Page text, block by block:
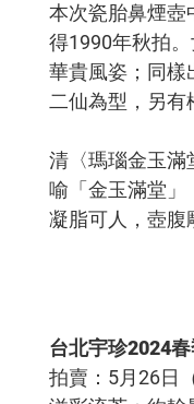
本次瓷胎鼻煙壺
得1990年秋拍
華貴風姿；同樣
二仙為型，另有
清〈瑪瑙金玉滿
喻「金玉滿堂」
凝脂可人，壺腹
台北宇珍2024
拍賣：5月26日